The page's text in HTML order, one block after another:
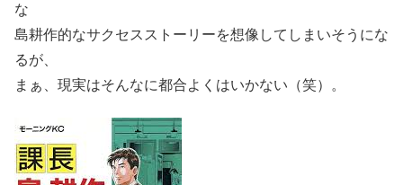
な
島耕作的なサクセスストーリーを想像してしまいそうにな
るが、
まぁ、現実はそんなに都合よくはいかない（笑）。